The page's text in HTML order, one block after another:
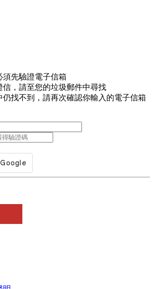
須先驗證電子信箱
信，請至您的垃圾郵件中尋找
仍找不到，請再次確認你輸入的電子信箱